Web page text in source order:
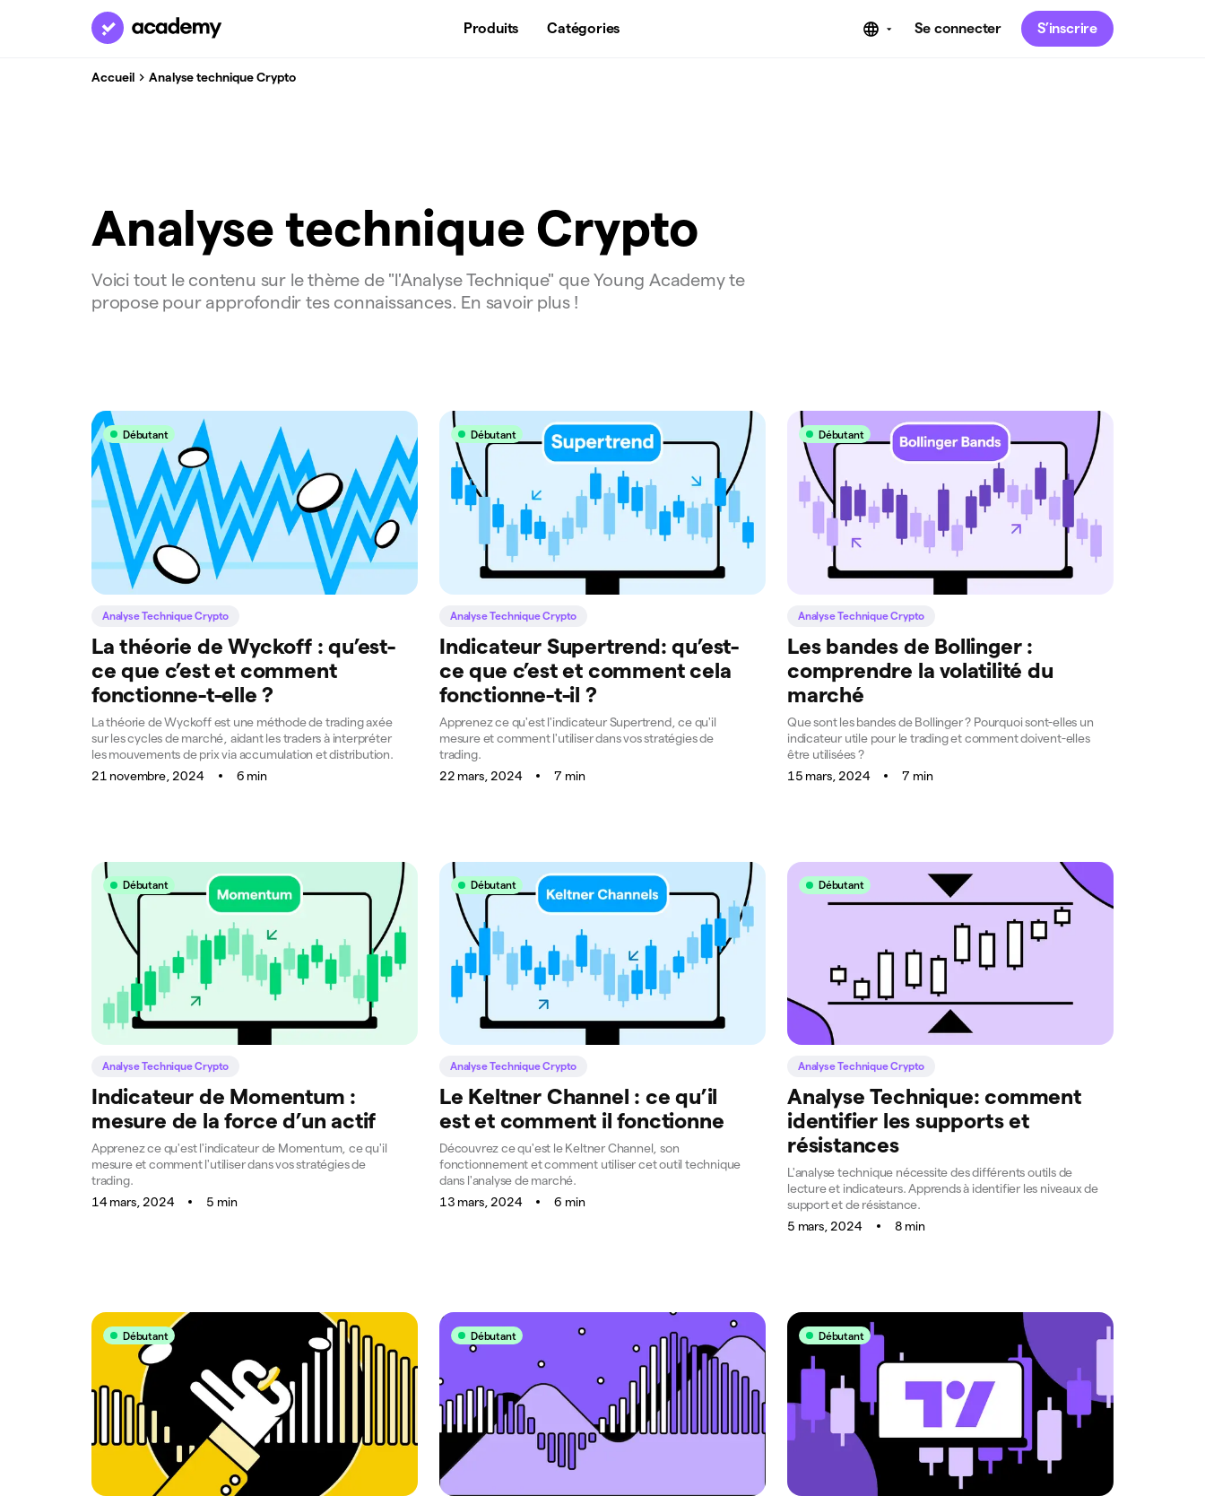
Produits Catégories Se connecter S’inscrire
Accueil Analyse technique Crypto
Analyse technique Crypto
Voici tout le contenu sur le thème de "l'Analyse Technique" que Young Academy te
propose pour approfondir tes connaissances. En savoir plus !
Débutant
Analyse Technique Crypto
La théorie de Wyckoff : qu’est-
ce que c’est et comment
fonctionne-t-elle ?
La théorie de Wyckoff est une méthode de trading axée
sur les cycles de marché, aidant les traders à interpréter
les mouvements de prix via accumulation et distribution.
21 novembre, 2024
6 min
Débutant
Analyse Technique Crypto
Indicateur Supertrend: qu’est-
ce que c’est et comment cela
fonctionne-t-il ?
Apprenez ce qu'est l'indicateur Supertrend, ce qu'il
mesure et comment l'utiliser dans vos stratégies de
trading.
22 mars, 2024
7 min
Débutant
Analyse Technique Crypto
Les bandes de Bollinger :
comprendre la volatilité du
marché
Que sont les bandes de Bollinger ? Pourquoi sont-elles un
indicateur utile pour le trading et comment doivent-elles
être utilisées ?
15 mars, 2024
7 min
Débutant
Analyse Technique Crypto
Indicateur de Momentum :
mesure de la force d’un actif
Apprenez ce qu'est l'indicateur de Momentum, ce qu'il
mesure et comment l'utiliser dans vos stratégies de
trading.
14 mars, 2024
5 min
Débutant
Analyse Technique Crypto
Le Keltner Channel : ce qu’il
est et comment il fonctionne
Découvrez ce qu'est le Keltner Channel, son
fonctionnement et comment utiliser cet outil technique
dans l'analyse de marché.
13 mars, 2024
6 min
Débutant
Analyse Technique Crypto
Analyse Technique: comment
identifier les supports et
résistances
L'analyse technique nécessite des différents outils de
lecture et indicateurs. Apprends à identifier les niveaux de
support et de résistance.
5 mars, 2024
8 min
Débutant Débutant Débutant